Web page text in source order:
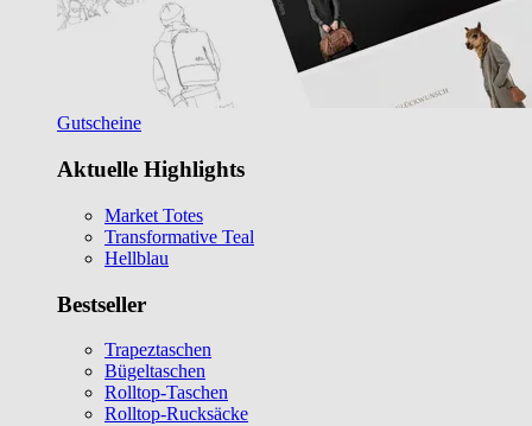
Gutscheine
Aktuelle Highlights
Market Totes
Transformative Teal
Hellblau
Bestseller
Trapeztaschen
Bügeltaschen
Rolltop-Taschen
Rolltop-Rucksäcke